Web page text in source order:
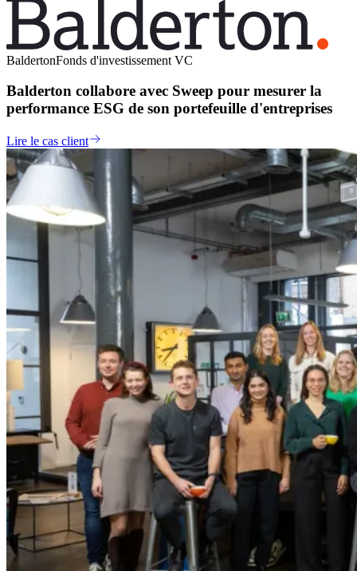
BaldertonFonds d'investissement VC
Balderton collabore avec Sweep pour mesurer la
performance ESG de son portefeuille d'entreprises
Lire le cas client